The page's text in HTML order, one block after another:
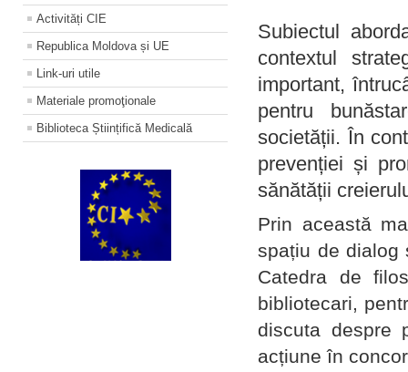
Activități CIE
Republica Moldova și UE
Link-uri utile
Materiale promoţionale
Biblioteca Științifică Medicală
Subiectul
contextul
important,
pentru
societății. În
prevenției și
sănătății
Prin această
spațiu de dialog
Catedra de
bibliotecari,
discuta despre
acțiune în